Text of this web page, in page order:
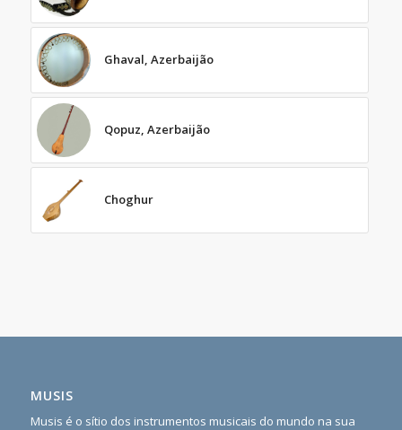
Ghaval, Azerbaijão
Qopuz, Azerbaijão
Choghur
MUSIS
Musis é o sítio dos instrumentos musicais do mundo na sua